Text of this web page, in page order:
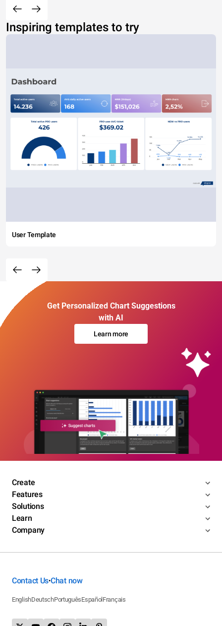
Inspiring templates to try
User Template
Get Personalized Chart Suggestions
with AI
Learn more
Create
Features
Solutions
Learn
Company
Contact Us•Chat now
EnglishDeutschPortuguêsEspañol Français